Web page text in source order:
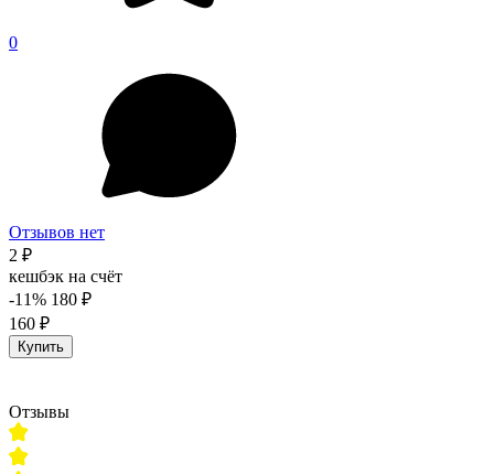
0
Отзывов нет
2 ₽
кешбэк на счёт
-11% 180 ₽
160 ₽
Купить
Отзывы